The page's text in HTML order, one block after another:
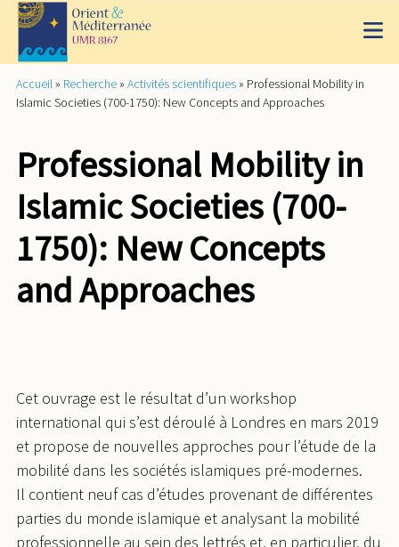
Accueil » Recherche » Activités scientifiques » Professional Mobility in
Islamic Societies (700-1750): New Concepts and Approaches
Professional Mobility in
Islamic Societies (700-
1750): New Concepts
and Approaches
Cet ouvrage est le résultat d’un workshop
international qui s’est déroulé à Londres en mars 2019
et propose de nouvelles approches pour l’étude de la
mobilité dans les sociétés islamiques pré-modernes.
Il contient neuf cas d’études provenant de différentes
parties du monde islamique et analysant la mobilité
professionnelle au sein des lettrés et, en particulier, du